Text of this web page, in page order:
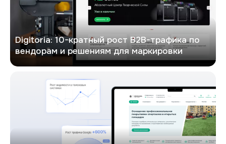
Digitoria: 10-кратный рост B2B-трафика по
вендорам и решениям для маркировки